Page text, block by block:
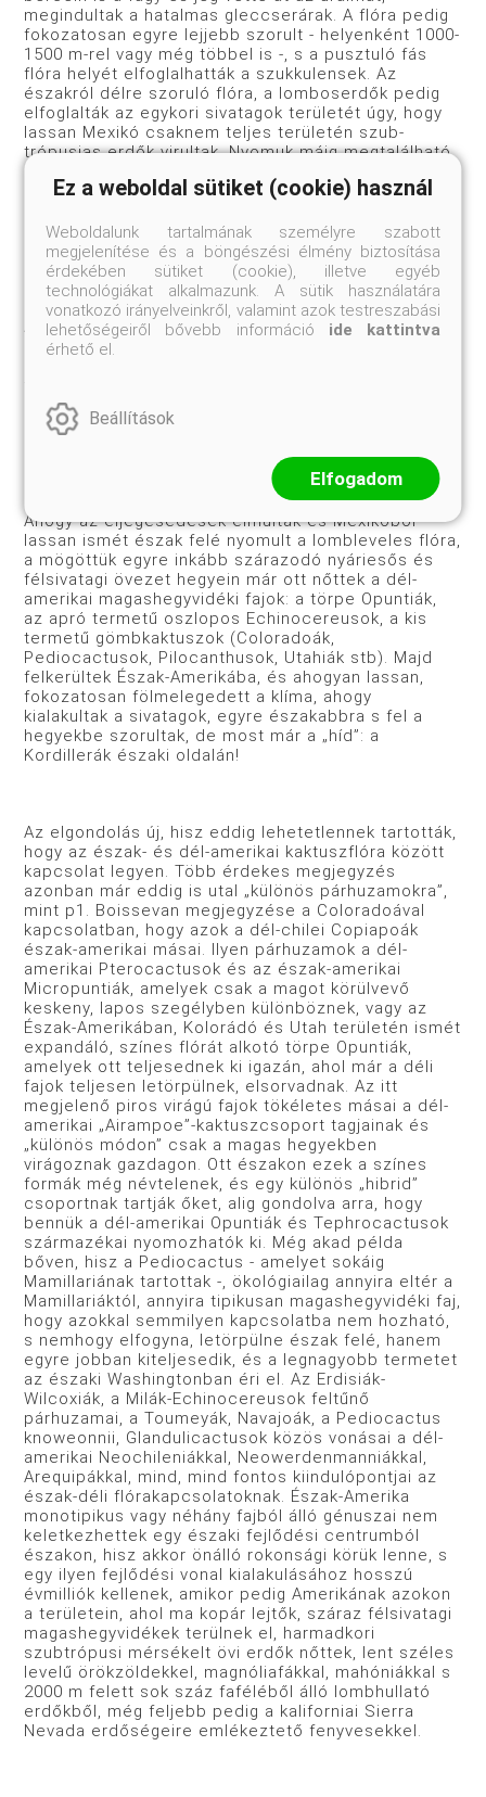
megindultak a hatalmas gleccserárak. A flóra pedig
fokozatosan egyre lejjebb szorult - helyenként 1000-
1500 m-rel vagy még többel is -, s a pusztuló fás
flóra he­lyét elfoglalhatták a szukkulensek. Az
északról délre szoruló flóra, a lomboserdők pedig
elfoglalták az egykori sivatagok területét úgy, hogy
lassan Mexikó csaknem teljes területén szub­
trópusias erdők virultak. Nyomuk máig megtalálható
ahol a sivatag, a nyáriesős trópusi erdők felett ott
somfák, jezsámenek és még sok más növény, amely
ma egyébként csak messze északon él.
A déli és az északi eljegesedés összeszorította a
kaktuszflórát, a trópusi erdők lejjebbszorulása
északi fenyvesek és törpecserjések déli állományai
útjukat nem állták: a mai Mexikó területéig, a keleti
Ahogy az eljegesedések elmúltak és Mexikóból
lassan ismét észak felé nyomult a lombleveles flóra,
a mögöttük egyre inkább szárazodó nyáriesős és
félsivatagi övezet hegyein már ott nőttek a dél-
amerikai magashegyvidéki fajok: a törpe Opuntiák,
az apró termetű oszlopos Echinocereusok, a kis
termetű gömb­kaktuszok (Coloradoák,
Pediocactusok, Pilocanthusok, Uta­hiák stb). Majd
felkerültek Észak-Amerikába, és ahogyan las­san,
fokozatosan fölmelegedett a klíma, ahogy
kialakultak a sivatagok, egyre északabbra s fel a
hegyekbe szorultak, de most már a „híd”: a
Kordillerák északi oldalán!
Az elgondolás új, hisz eddig lehetetlennek tartották,
hogy az észak- és dél-amerikai kaktuszflóra között
kapcsolat legyen. Több érdekes megjegyzés
azonban már eddig is utal „különös párhuzamokra”,
mint p1. Boissevan megjegyzése a Colora­doával
kapcsolatban, hogy azok a dél-chilei Copiapoák
észak-­amerikai másai. Ilyen párhuzamok a dél-
amerikai Pterocac­tusok és az észak-amerikai
Micropuntiák, amelyek csak a ma­got körülvevő
keskeny, lapos szegélyben különböznek, vagy az
Észak-Amerikában, Kolorádó és Utah területén ismét
expandáló, színes flórát alkotó törpe Opuntiák,
amelyek ott teljesednek ki igazán, ahol már a déli
fajok teljesen letörpül­nek, elsorvadnak. Az itt
megjelenő piros virágú fajok tökéletes másai a dél-
amerikai „Airampoe”-kaktuszcsoport tagjainak és
„különös módon” csak a magas hegyekben
virágoznak gazdagon. Ott északon ezek a színes
formák még névtelenek, és egy különös „hibrid”
csoportnak tartják őket, alig gondolva arra, hogy
bennük a dél-amerikai Opuntiák és Tephrocactusok
származékai nyomozhatók ki. Még akad példa
bőven, hisz a Pediocactus - amelyet sokáig
Mamillariának tartottak -, ökológiailag annyira eltér a
Mamillariáktól, annyira tipikusan magashegyvidéki faj,
hogy azokkal semmilyen kapcsolatba nem hozható,
s nemhogy elfogyna, letörpülne észak felé, ha­nem
egyre jobban kiteljesedik, és a legnagyobb termetet
az északi Washingtonban éri el. Az Erdisiák-
Wilcoxiák, a Milák-Echinocereusok feltűnő
párhuzamai, a Toumeyák, Navajoák, a Pediocactus
knoweonnii, Glandulicactusok közös vonásai a dél-
amerikai Neochileniákkal, Neowerdenmanniák­kal,
Arequipákkal, mind, mind fontos kiindulópontjai az
észak-déli flórakapcsolatoknak. Észak-Amerika
monotipikus vagy néhány fajból álló génuszai nem
keletkezhettek egy északi fejlődési centrumból
északon, hisz akkor önálló rokonsági körük lenne, s
egy ilyen fejlődési vonal kialakulásához hosszú
évmilliók kellenek, amikor pedig Amerikának azokon
a terü­letein, ahol ma kopár lejtők, száraz félsivatagi
magashegy­vidékek terülnek el, harmadkori
szubtrópusi mérsékelt övi erdők nőttek, lent széles
levelű örökzöldekkel, magnóliafák­kal, mahóniákkal s
2000 m felett sok száz faféléből álló lomb­hullató
erdőkből, még feljebb pedig a kaliforniai Sierra
Nevada erdőségeire emlékeztető fenyvesekkel.
Ez a weboldal sütiket (cookie) használ
Weboldalunk tartalmának személyre szabott
megjelenítése és a böngészési élmény biztosítása
érdekében sütiket (cookie), illetve egyéb
technológiákat alkalmazunk. A sütik használatára
vonatkozó irányelveinkről, valamint azok testreszabási
lehetőségeiről bővebb információ ide kattintva
érhető el.
Beállítások
Elfogadom